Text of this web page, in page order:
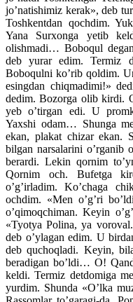
jo’natishimiz kerak», deb
Toshkentdan qochdim.
Yana Surxonga yetib
olishmadi… Boboqul
deb yurar edim. Termiz
Boboqulni ko’rib qoldim.
esingdan chiqmadimi!»
dedim. Bozorga olib kirdi.
yeb o’tirgan edi. U
Yaxshi odam… Shunga
ekan, plakat chizar ekan.
bilgan narsalarini
berardi. Lekin qornim
Qornim och. Bufetga
o’g’irladim. Ko’chaga
ochdim. «Men o’g’ri
o’qimoqchiman. Keyin
«Tyotya Polina, ya
deb o’ylagan edim. U
deb quchoqladi. Keyin,
beradigan bo’ldi… O!
keldi. Termiz detdomiga
yurdim. Shunda «O’lka